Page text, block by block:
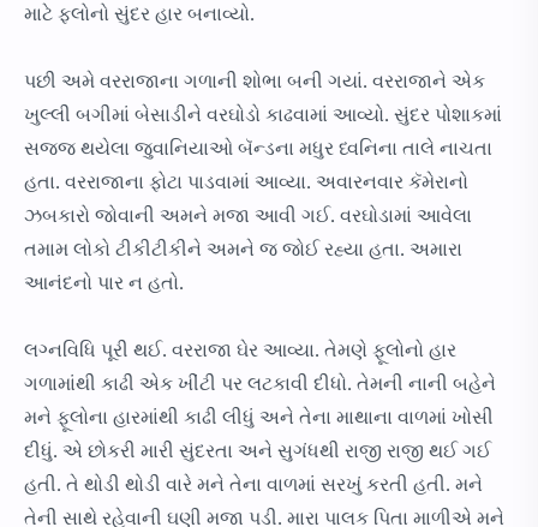
માટે ફ્લોનો સુંદર હાર બનાવ્યો.
પછી અમે વરરાજાના ગળાની શોભા બની ગયાં. વરરાજાને એક
ખુલ્લી બગીમાં બેસાડીને વરઘોડો કાઢવામાં આવ્યો. સુંદર પોશાકમાં
સજ્જ થયેલા જુવાનિયાઓ બૅન્ડના મધુર ધ્વનિના તાલે નાચતા
હતા. વરરાજાના ફોટા પાડવામાં આવ્યા. અવારનવાર કૅમેરાનો
ઝબકારો જોવાની અમને મજા આવી ગઈ. વરઘોડામાં આવેલા
તમામ લોકો ટીકીટીકીને અમને જ જોઈ રહ્યા હતા. અમારા
આનંદનો પાર ન હતો.
લગ્નવિધિ પૂરી થઈ. વરરાજા ઘેર આવ્યા. તેમણે ફૂલોનો હાર
ગળામાંથી કાઢી એક ખીંટી પર લટકાવી દીધો. તેમની નાની બહેને
મને ફૂલોના હારમાંથી કાઢી લીધું અને તેના માથાના વાળમાં ખોસી
દીધું. એ છોકરી મારી સુંદરતા અને સુગંધથી રાજી રાજી થઈ ગઈ
હતી. તે થોડી થોડી વારે મને તેના વાળમાં સરખું કરતી હતી. મને
તેની સાથે રહેવાની ઘણી મજા પડી. મારા પાલક પિતા માળીએ મને